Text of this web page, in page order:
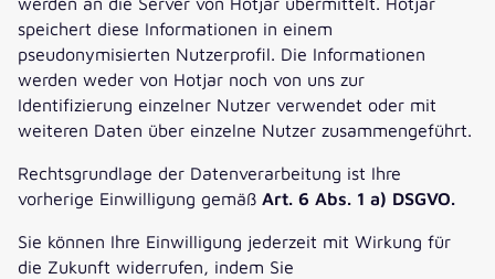
speichert diese Informationen in einem
pseudonymisierten Nutzerprofil. Die Informationen
werden weder von Hotjar noch von uns zur
Identifizierung einzelner Nutzer verwendet oder mit
weiteren Daten über einzelne Nutzer zusammengeführt.
Rechtsgrundlage der Datenverarbeitung ist Ihre
vorherige Einwilligung gemäß Art. 6 Abs. 1 a) DSGVO.
Sie können Ihre Einwilligung jederzeit mit Wirkung für
die Zukunft widerrufen, indem Sie